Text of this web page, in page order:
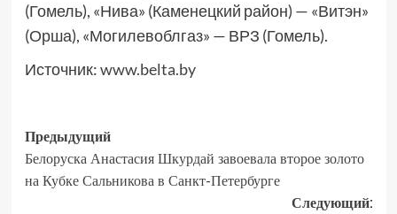
(Гомель), «Нива» (Каменецкий район) — «Витэн»
(Орша), «Могилевоблгаз» — ВРЗ (Гомель).
Источник:www.belta.by
Предыдущий
Белоруска Анастасия Шкурдай завоевала второе золото
на Кубке Сальникова в Санкт-Петербурге
Следующий: